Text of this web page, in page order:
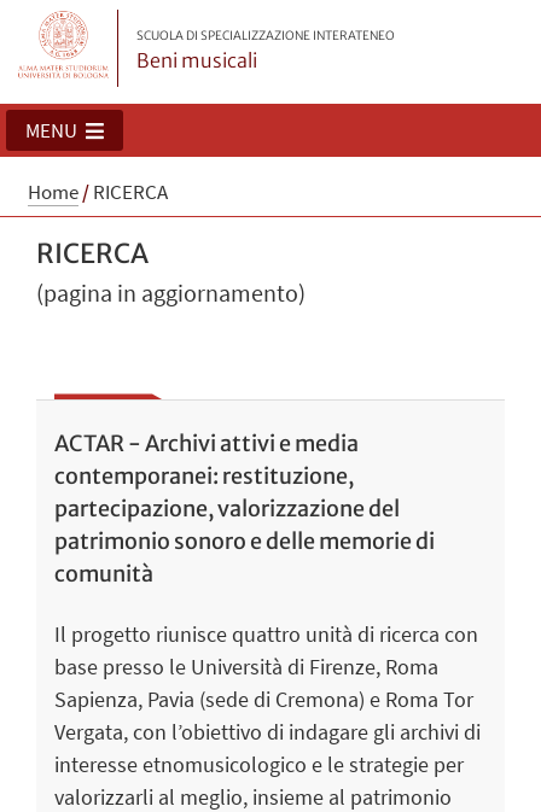
SCUOLA DI SPECIALIZZAZIONE INTERATENEO
Beni musicali
MENU
Home/RICERCA
RICERCA
(pagina in aggiornamento)
ACTAR - Archivi attivi e media
contemporanei: restituzione,
partecipazione, valorizzazione del
patrimonio sonoro e delle memorie di
comunità
Il progetto riunisce quattro unità di ricerca con
base presso le Università di Firenze, Roma
Sapienza, Pavia (sede di Cremona) e Roma Tor
Vergata, con l’obiettivo di indagare gli archivi di
interesse etnomusicologico e le strategie per
valorizzarli al meglio, insieme al patrimonio